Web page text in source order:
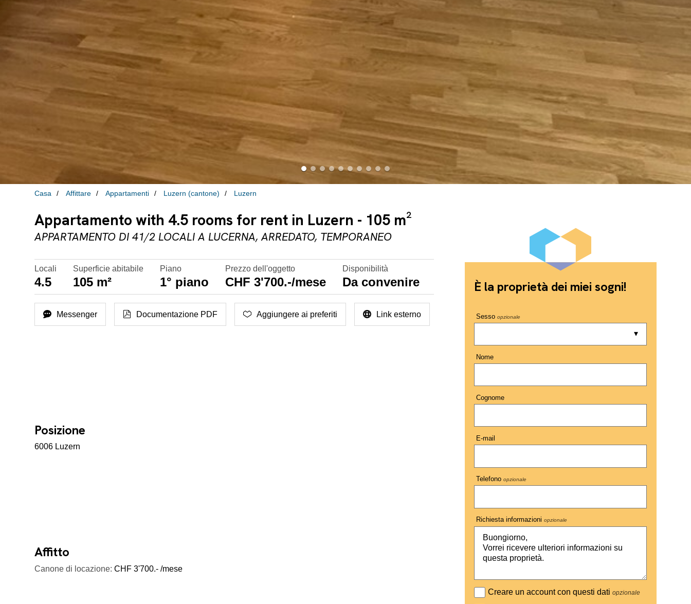
Casa Affittare Appartamenti Luzern (cantone) Luzern
Appartamento with 4.5 rooms for rent in Luzern - 105 m²
APPARTAMENTO DI 41/2 LOCALI A LUCERNA, ARREDATO, TEMPORANEO
Locali
4.5
Superficie abitabile
105 m²
Piano
1° piano
Prezzo dell'oggetto
CHF 3'700.-/mese
Disponibilità
Da convenire
Messenger Documentazione PDF Aggiungere ai preferiti Link esterno
Posizione
6006 Luzern
Affitto
Canone di locazione: CHF 3'700.- /mese
È la proprietà dei miei sogni!
Sessoopzionale
Nome
Cognome
E-mail
Telefonoopzionale
Richiesta informazioniopzionale
Creare un account con questi dati opzionale